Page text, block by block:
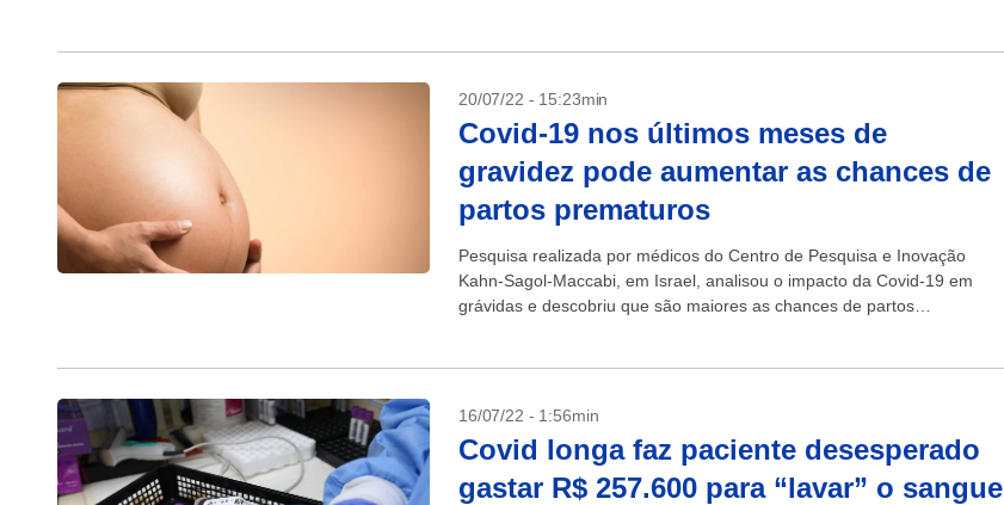
20/07/22 - 15:23min
Covid-19 nos últimos meses de
gravidez pode aumentar as chances de
partos prematuros
Pesquisa realizada por médicos do Centro de Pesquisa e Inovação
Kahn-Sagol-Maccabi, em Israel, analisou o impacto da Covid-19 em
grávidas e descobriu que são maiores as chances de partos
16/07/22 - 1:56min
Covid longa faz paciente desesperado
gastar R$ 257.600 para “lavar” o sangue